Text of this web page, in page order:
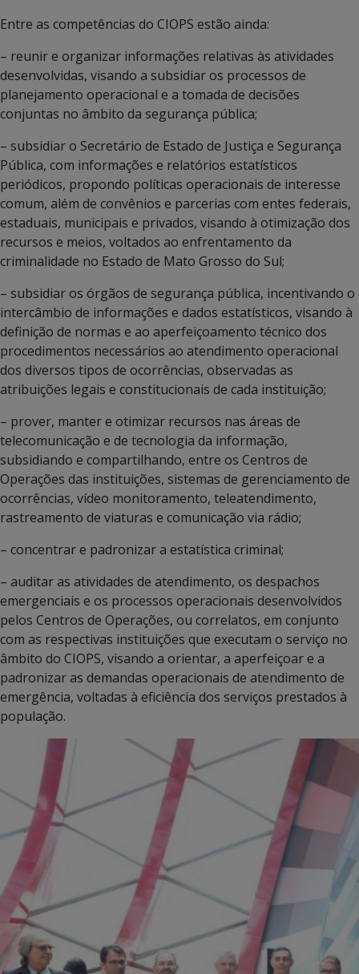
Entre as competências do CIOPS estão ainda:
– reunir e organizar informações relativas às atividades
desenvolvidas, visando a subsidiar os processos de
planejamento operacional e a tomada de decisões
conjuntas no âmbito da segurança pública;
– subsidiar o Secretário de Estado de Justiça e Segurança
Pública, com informações e relatórios estatísticos
periódicos, propondo políticas operacionais de interesse
comum, além de convênios e parcerias com entes federais,
estaduais, municipais e privados, visando à otimização dos
recursos e meios, voltados ao enfrentamento da
criminalidade no Estado de Mato Grosso do Sul;
– subsidiar os órgãos de segurança pública, incentivando o
intercâmbio de informações e dados estatísticos, visando à
definição de normas e ao aperfeiçoamento técnico dos
procedimentos necessários ao atendimento operacional
dos diversos tipos de ocorrências, observadas as
atribuições legais e constitucionais de cada instituição;
– prover, manter e otimizar recursos nas áreas de
telecomunicação e de tecnologia da informação,
subsidiando e compartilhando, entre os Centros de
Operações das instituições, sistemas de gerenciamento de
ocorrências, vídeo monitoramento, teleatendimento,
rastreamento de viaturas e comunicação via rádio;
– concentrar e padronizar a estatística criminal;
– auditar as atividades de atendimento, os despachos
emergenciais e os processos operacionais desenvolvidos
pelos Centros de Operações, ou correlatos, em conjunto
com as respectivas instituições que executam o serviço no
âmbito do CIOPS, visando a orientar, a aperfeiçoar e a
padronizar as demandas operacionais de atendimento de
emergência, voltadas à eficiência dos serviços prestados à
população.